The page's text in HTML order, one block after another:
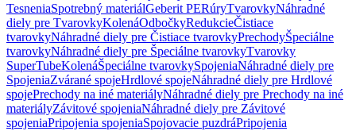
TesneniaSpotrebný materiálGeberit PERúryTvarovkyNáhradné
diely pre TvarovkyKolenáOdbočkyRedukcieČistiace
tvarovkyNáhradné diely pre Čistiace tvarovkyPrechodyŠpeciálne
tvarovkyNáhradné diely pre Špeciálne tvarovkyTvarovky
SuperTubeKolenáŠpeciálne tvarovkySpojeniaNáhradné diely pre
SpojeniaZvárané spojeHrdlové spojeNáhradné diely pre Hrdlové
spojePrechody na iné materiályNáhradné diely pre Prechody na iné
materiályZávitové spojeniaNáhradné diely pre Závitové
spojeniaPripojenia spojeniaSpojovacie puzdráPripojenia